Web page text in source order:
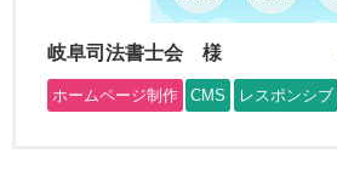
岐阜司法書士会 様
ホームページ制作 CMS レスポンシブ